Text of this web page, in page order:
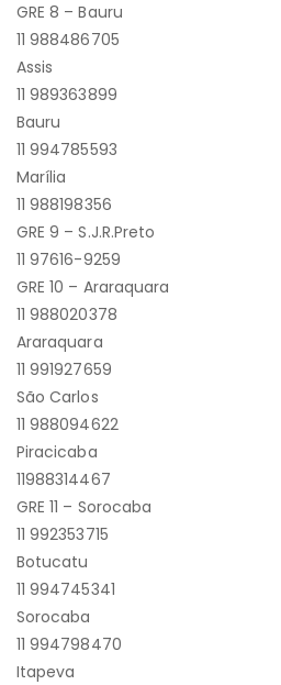
GRE 8 – Bauru
11 988486705
Assis
11 989363899
Bauru
11 994785593
Marília
11 988198356
GRE 9 – S.J.R.Preto
11 97616-9259
GRE 10 – Araraquara
11 988020378
Araraquara
11 991927659
São Carlos
11 988094622
Piracicaba
11988314467
GRE 11 – Sorocaba
11 992353715
Botucatu
11 994745341
Sorocaba
11 994798470
Itapeva